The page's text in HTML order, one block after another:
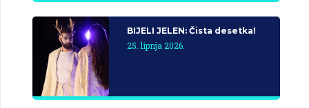
BIJELI JELEN: Čista desetka!
25. lipnja 2026.